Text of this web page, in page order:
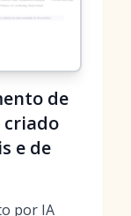
de
criado
e de
por IA